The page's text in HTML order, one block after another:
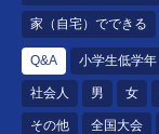
家（自宅）でできる
Q&A 小学生低学年
社会人 男 女
その他 全国大会